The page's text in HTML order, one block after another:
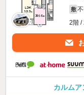
敷
2階 /
カルム